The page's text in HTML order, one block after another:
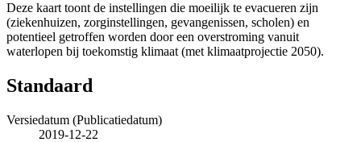
Deze kaart toont de instellingen die moeilijk te evacueren zijn
(ziekenhuizen, zorginstellingen, gevangenissen, scholen) en
potentieel getroffen worden door een overstroming vanuit
waterlopen bij toekomstig klimaat (met klimaatprojectie 2050).
Standaard
Versiedatum (Publicatiedatum)
2019-12-22